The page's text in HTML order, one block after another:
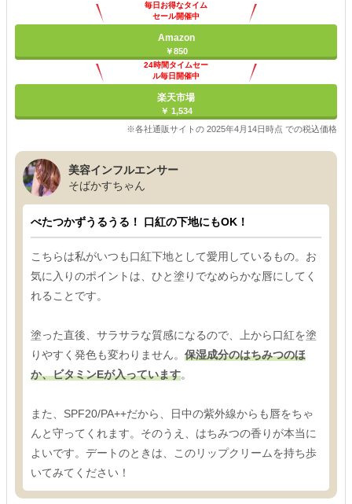
毎日お得なタイム
セール開催中
Amazon
￥850
24時間タイムセー
ル毎日開催中
楽天市場
￥ 1,534
※各社通販サイトの 2025年4月14日時点 での税込価格
美容インフルエンサー
そばかすちゃん
べたつかずうるうる！ 口紅の下地にもOK！
こちらは私がいつも口紅下地として愛用しているもの。お
気に入りのポイントは、ひと塗りでなめらかな唇にしてく
れることです。
塗った直後、サラサラな質感になるので、上から口紅を塗
りやすく発色も変わりません。 保湿成分のはちみつのほ
か、ビタミンEが入っています。
また、SPF20/PA++だから、日中の紫外線からも唇をちゃ
んと守ってくれます。そのうえ、はちみつの香りが本当に
よいです。デートのときは、このリップクリームを持ち歩
いてみてください！